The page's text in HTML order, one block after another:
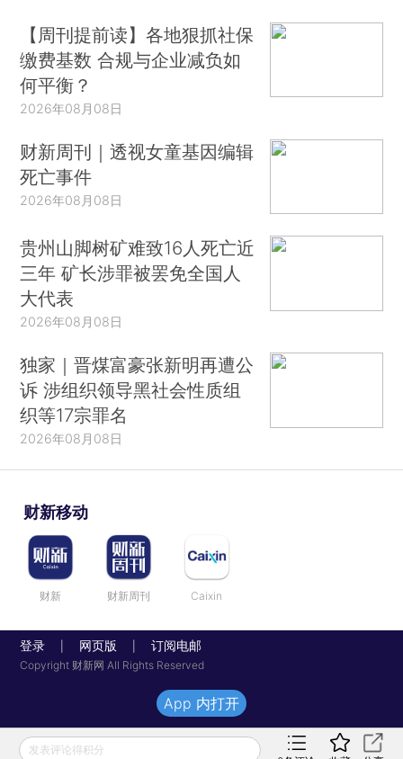
【周刊提前读】各地狠抓社保
缴费基数 合规与企业减负如
何平衡？
2026年08月08日
财新周刊｜透视女童基因编辑
死亡事件
2026年08月08日
贵州山脚树矿难致16人死亡近
三年 矿长涉罪被罢免全国人
大代表
2026年08月08日
独家｜晋煤富豪张新明再遭公
诉 涉组织领导黑社会性质组
织等17宗罪名
2026年08月08日
财新移动
财新 财新周刊 Caixin
登录 网页版 订阅电邮
Copyright 财新网 All Rights Reserved
发表评论得积分
App 内打开